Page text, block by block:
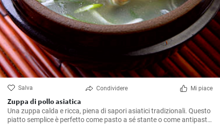
Salva Condividere Mi piace
Zuppa di pollo asiatica
Una zuppa calda e ricca, piena di sapori asiatici tradizionali. Questo
piatto semplice è perfetto come pasto a sé stante o come antipasto